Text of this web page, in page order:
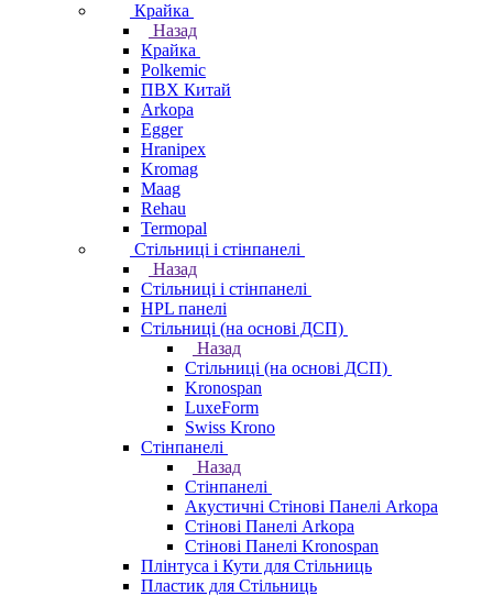
Крайка
Назад
Крайка
Polkemic
ПВХ Китай
Arkopa
Egger
Hranipex
Kromag
Maag
Rehau
Termopal
Стільниці і стінпанелі
Назад
Стільниці і стінпанелі
HPL панелі
Стільниці (на основі ДСП)
Назад
Стільниці (на основі ДСП)
Kronospan
LuxeForm
Swiss Krono
Стінпанелі
Назад
Стінпанелі
Акустичні Стінові Панелі Аrkopa
Стінові Панелі Arkopa
Стінові Панелі Kronospan
Плінтуса і Кути для Стільниць
Пластик для Стільниць